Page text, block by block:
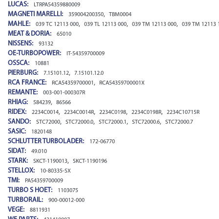
LUCAS: LTRPA54359880009
MAGNETI MARELLI: 359004200350, TBM0004
MAHLE: 039 TC 12113 000, 039 TL 12113 000, 039 TM 12113 000, 039 TM 12113
MEAT & DORIA: 65010
NISSENS: 93132
OE-TURBOPOWER: IT-54359700009
OSSCA: 10881
PIERBURG: 7.15101.12, 7.15101.12.0
RCA FRANCE: RCA54359700001 , RCA54359700001X
REMANTE: 003-001-000307R
RHIAG: 584239, 86566
RIDEX: 2234C0014, 2234C0014R, 2234C0198, 2234C0198R, 2234C10715R
SANDO: STC72000, STC72000.0, STC72000.1 , STC72000.6, STC72000.7
SASIC: 1820148
SCHLUTTER TURBOLADER: 172-06770
SIDAT: 49.010
STARK: SKCT-1190013, SKCT-1190196
STELLOX: 10-80335-SX
TMI: PA54359700009
TURBO S HOET: 1103075
TURBORAIL: 900-00012-000
VEGE: 8811931